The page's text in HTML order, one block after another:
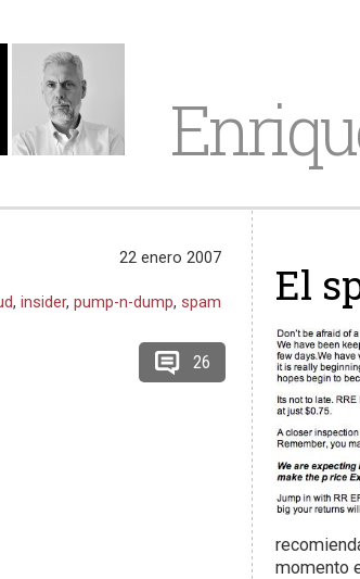
El
momento
22 enero 2007
,insider,pump-n-dump, spam
26